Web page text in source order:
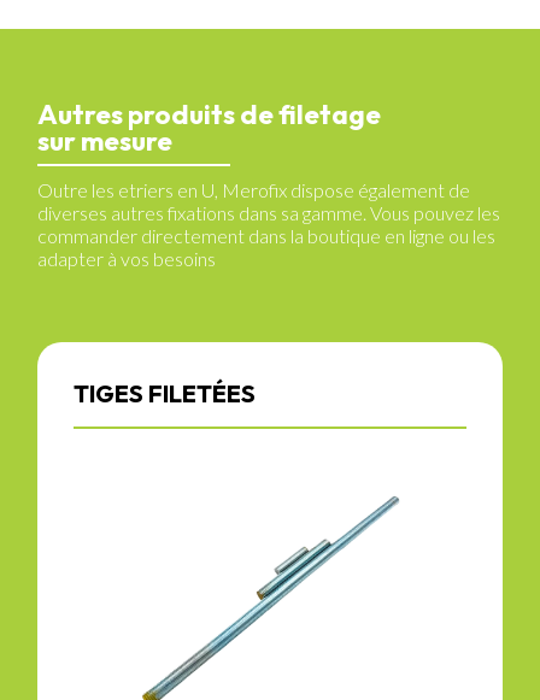
Autres produits de filetage
sur mesure
Outre les etriers en U, Merofix dispose également de
diverses autres fixations dans sa gamme. Vous pouvez les
commander directement dans la boutique en ligne ou les
adapter à vos besoins
TIGES FILETÉES